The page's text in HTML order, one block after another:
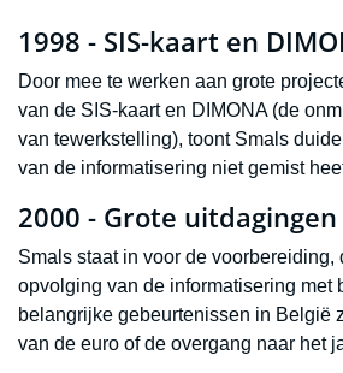
1998 - SIS-kaart en
Door mee te werken aan grote
van de SIS-kaart en DIMONA (de
van tewerkstelling), toont Smals
van de informatisering niet gemist
2000 - Grote uitdagingen
Smals staat in voor de
opvolging van de informatisering met
belangrijke gebeurtenissen in België
van de euro of de overgang naar het